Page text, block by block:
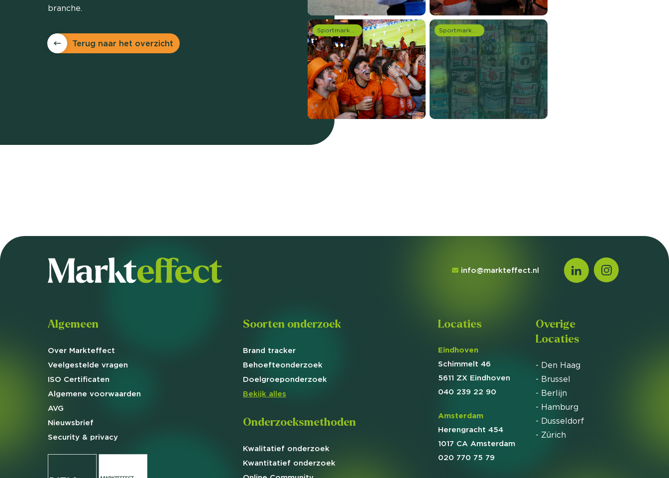
branche.
Terug naar het overzicht
Sportmarketing onderzoek Sportmarketing onderzoek
info@markteffect.nl
Algemeen
Over Markteffect
Veelgestelde vragen
ISO Certificaten
Algemene voorwaarden
AVG
Nieuwsbrief
Security & privacy
Soorten onderzoek
Brand tracker
Behoefteonderzoek
Doelgroeponderzoek
Bekijk alles
Onderzoeksmethoden
Kwalitatief onderzoek
Kwantitatief onderzoek
Locaties
Eindhoven
Schimmelt 46
5611 ZX Eindhoven
040 239 22 90
Amsterdam
Herengracht 454
1017 CA Amsterdam
020 770 75 79
Overige
Locaties
- Den Haag
- Brussel
- Berlijn
- Hamburg
- Dusseldorf
- Zürich